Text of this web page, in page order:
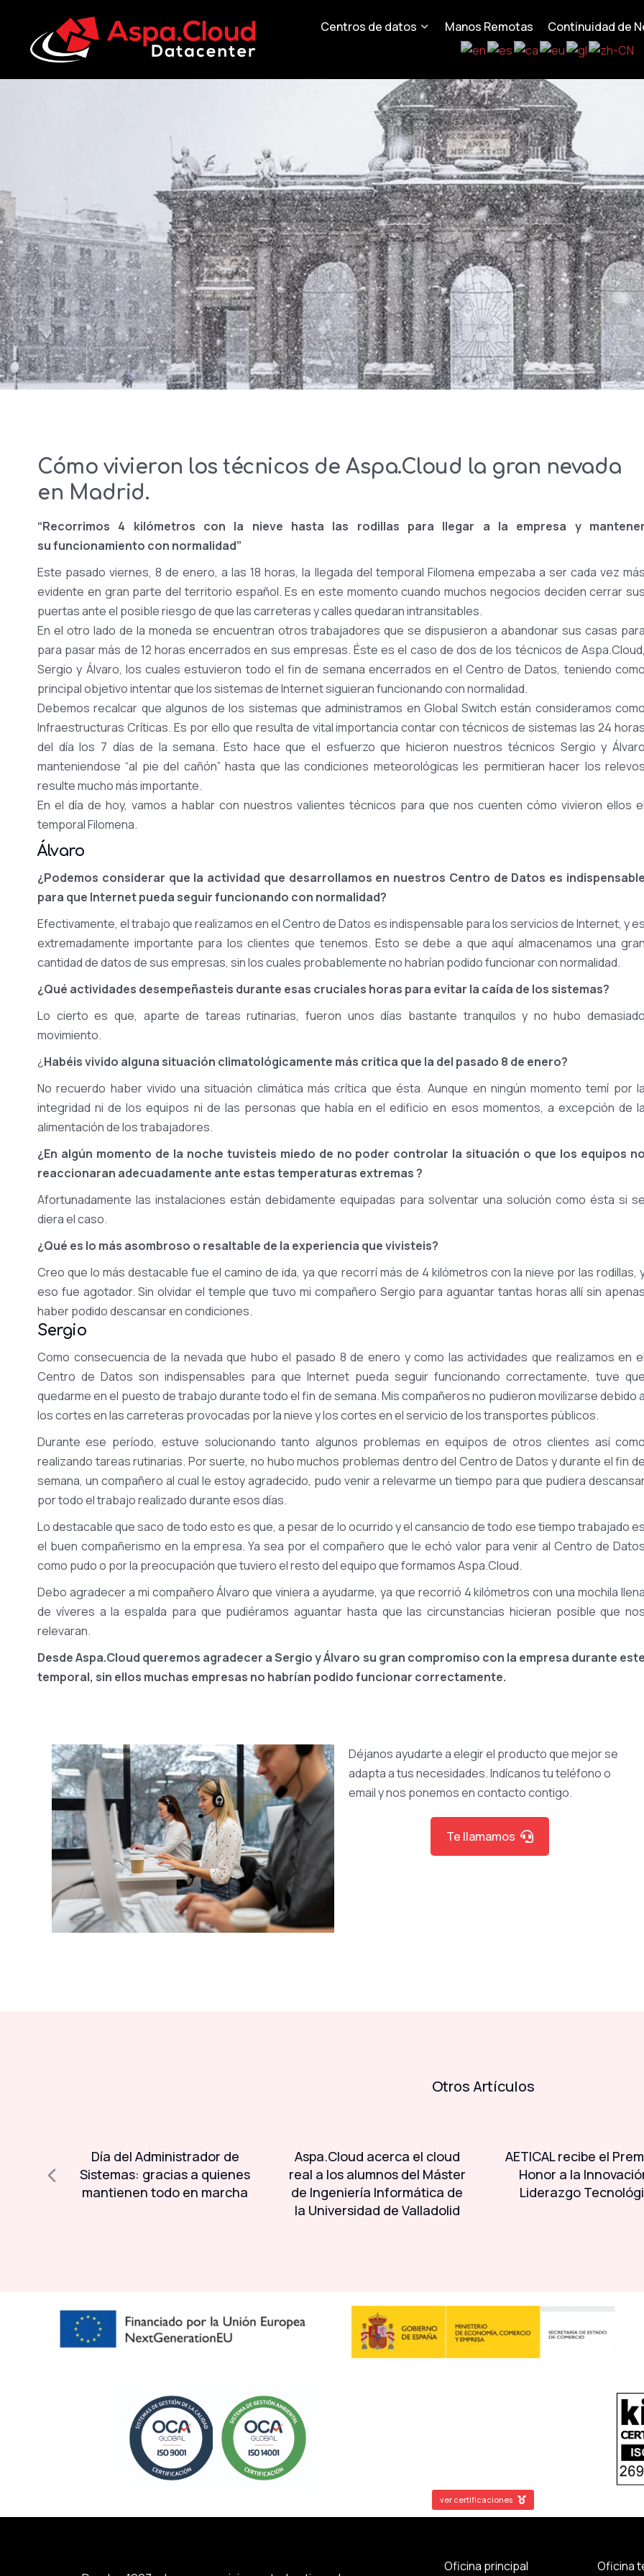
Centros de datos Manos Remotas Continuidad de
Cómo vivieron los técnicos de Aspa.Cloud la gran nevada
en Madrid.
“Recorrimos 4 kilómetros con la nieve hasta las rodillas para llegar a la empresa y mantener
su funcionamiento con normalidad”
Este pasado viernes, 8 de enero, a las 18 horas, la llegada del temporal Filomena empezaba a ser cada vez más
evidente en gran parte del territorio español. Es en este momento cuando muchos negocios deciden cerrar sus
puertas ante el posible riesgo de que las carreteras y calles quedaran intransitables.
En el otro lado de la moneda se encuentran otros trabajadores que se dispusieron a abandonar sus casas para
para pasar más de 12 horas encerrados en sus empresas. Éste es el caso de dos de los técnicos de Aspa.Cloud,
Sergio y Álvaro, los cuales estuvieron todo el fin de semana encerrados en el Centro de Datos, teniendo como
principal objetivo intentar que los sistemas de Internet siguieran funcionando con normalidad.
Debemos recalcar que algunos de los sistemas que administramos en Global Switch están consideramos como
Infraestructuras Críticas. Es por ello que resulta de vital importancia contar con técnicos de sistemas las 24 horas
del día los 7 días de la semana. Esto hace que el esfuerzo que hicieron nuestros técnicos Sergio y Álvaro
manteniendose “al pie del cañón” hasta que las condiciones meteorológicas les permitieran hacer los relevos
resulte mucho más importante.
En el día de hoy, vamos a hablar con nuestros valientes técnicos para que nos cuenten cómo vivieron ellos el
temporal Filomena.
Álvaro
¿Podemos considerar que la actividad que desarrollamos en nuestros Centro de Datos es indispensable
para que Internet pueda seguir funcionando con normalidad?
Efectivamente, el trabajo que realizamos en el Centro de Datos es indispensable para los servicios de Internet, y es
extremadamente importante para los clientes que tenemos. Esto se debe a que aquí almacenamos una gran
cantidad de datos de sus empresas, sin los cuales probablemente no habrían podido funcionar con normalidad.
¿Qué actividades desempeñasteis durante esas cruciales horas para evitar la caída de los sistemas?
Lo cierto es que, aparte de tareas rutinarias, fueron unos días bastante tranquilos y no hubo demasiado
movimiento.
¿Habéis vivido alguna situación climatológicamente más critica que la del pasado 8 de enero?
No recuerdo haber vivido una situación climática más crítica que ésta. Aunque en ningún momento temí por la
integridad ni de los equipos ni de las personas que había en el edificio en esos momentos, a excepción de la
alimentación de los trabajadores.
¿En algún momento de la noche tuvisteis miedo de no poder controlar la situación o que los equipos no
reaccionaran adecuadamente ante estas temperaturas extremas ?
Afortunadamente las instalaciones están debidamente equipadas para solventar una solución como ésta si se
diera el caso.
¿Qué es lo más asombroso o resaltable de la experiencia que vivisteis?
Creo que lo más destacable fue el camino de ida, ya que recorrí más de 4 kilómetros con la nieve por las rodillas,
eso fue agotador. Sin olvidar el temple que tuvo mi compañero Sergio para aguantar tantas horas allí sin apenas
haber podido descansar en condiciones.
Sergio
Como consecuencia de la nevada que hubo el pasado 8 de enero y como las actividades que realizamos en el
Centro de Datos son indispensables para que Internet pueda seguir funcionando correctamente, tuve que
quedarme en el puesto de trabajo durante todo el fin de semana. Mis compañeros no pudieron movilizarse debido a
los cortes en las carreteras provocadas por la nieve y los cortes en el servicio de los transportes públicos.
Durante ese período, estuve solucionando tanto algunos problemas en equipos de otros clientes así como
realizando tareas rutinarias. Por suerte, no hubo muchos problemas dentro del Centro de Datos y durante el fin de
semana, un compañero al cual le estoy agradecido, pudo venir a relevarme un tiempo para que pudiera
por todo el trabajo realizado durante esos días.
Lo destacable que saco de todo esto es que, a pesar de lo ocurrido y el cansancio de todo ese tiempo trabajado es
el buen compañerismo en la empresa. Ya sea por el compañero que le echó valor para venir al Centro de Datos
como pudo o por la preocupación que tuviero el resto del equipo que formamos Aspa.Cloud.
Debo agradecer a mi compañero Álvaro que viniera a ayudarme, ya que recorrió 4 kilómetros con una mochila llena
de víveres a la espalda para que pudiéramos aguantar hasta que las circunstancias hicieran posible que nos
relevaran.
Desde Aspa.Cloud queremos agradecer a Sergio y Álvaro su gran compromiso con la empresa durante este
temporal, sin ellos muchas empresas no habrían podido funcionar correctamente.
Déjanos ayudarte a elegir el producto que mejor se
adapta a tus necesidades. Indícanos tu teléfono o
email y nos ponemos en contacto contigo.
Te llamamos
Otros Artículos
Día del Administrador de
Sistemas: gracias a quienes
mantienen todo en marcha
Aspa.Cloud acerca el cloud
real a los alumnos del Máster
de Ingeniería Informática de
la Universidad de Valladolid
AETICAL recibe el
Honor a la
Liderazgo
ver certificaciones
Oficina principal Oficina